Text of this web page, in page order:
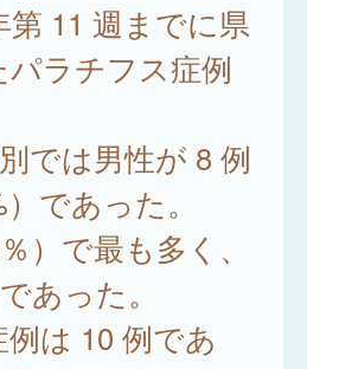
11 週までに県
ラチフス症例
では男性が 8 例
であった。
）で最も多く、
あった。
は 10 例であ